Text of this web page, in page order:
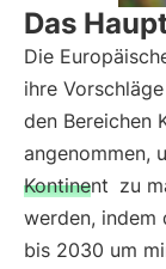
Das
Die
ihre Vorschläge
den Bereichen
angenommen,
Kontinent zu
werden, indem
bis 2030 um